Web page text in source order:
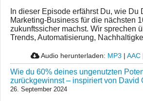
In dieser Episode erfährst Du, wie Du
Marketing-Business für die nächsten
zukunftssicher machst. Wir sprechen
Trends, Automatisierung,
Audio herunterladen: MP3 | AAC
Wie du 60% deines ungenutzten
zurückgewinnst – inspiriert von David
26. September 2024